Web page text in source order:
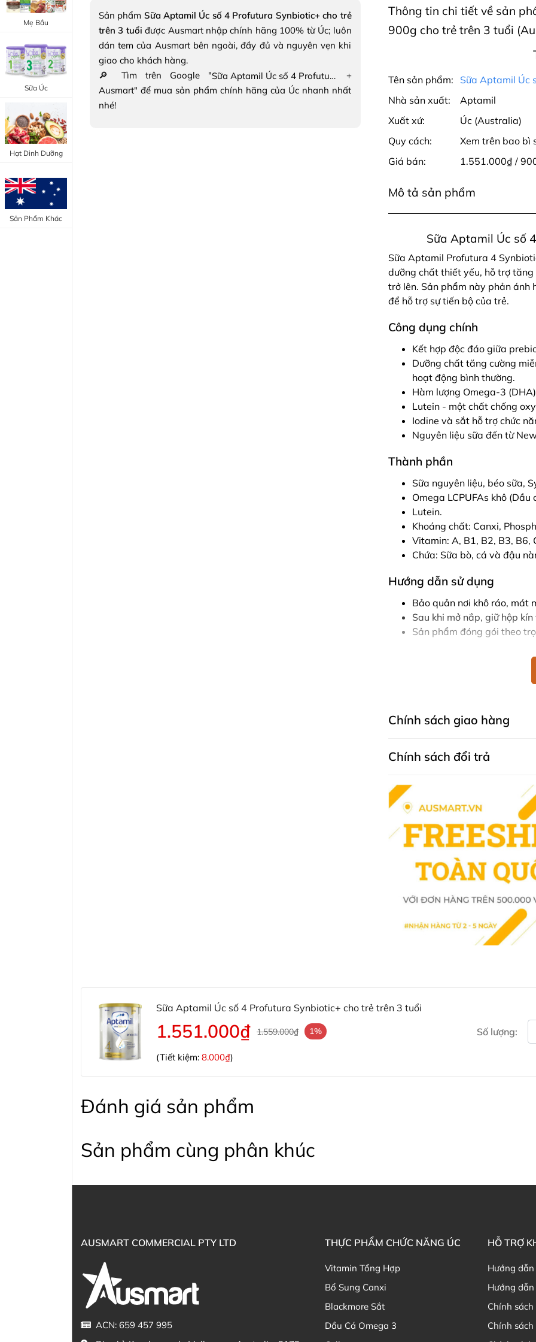
Bổ Khớp - Xương
Bổ Não - Tim Mạch
Canxi - Vitamin D
Trang Điểm Mắt
Trang Điểm Môi
Tẩy Trang - Toner
Dụng Cụ Trang Điểm
Mẹ Bầu
Sữa Úc
Hạt Dinh Dưỡng
Sản Phẩm Khác
Sản phẩm Sữa Aptamil Úc số 4 Profutura Synbiotic+ cho trẻ
trên 3 tuổi được Ausmart nhập chính hãng 100% từ Úc; luôn
dán tem của Ausmart bên ngoài, đầy đủ và nguyên vẹn khi
giao cho khách hàng.
🔎 Tìm trên Google "
Sữa Aptamil Úc số 4 Profutura Synbiotic+ cho trẻ trên 3 tuổi
+
Ausmart" để mua sản phẩm chính hãng của Úc nhanh nhất
nhé!
Thông tin chi tiết về sản
900g cho trẻ trên 3 tuổi
Tên sản phẩm:
Sữa Aptamil Úc
Nhà sản xuất:
Aptamil
Xuất xứ:
Úc (Australia)
Quy cách:
Xem trên bao bì
Giá bán:
1.551.000₫ /
Mô tả sản phẩm
Sữa Aptamil Úc số
Sữa Aptamil Profutura 4
dưỡng chất thiết yếu, hỗ trợ
trở lên. Sản phẩm này phản ánh
để hỗ trợ sự tiến bộ của trẻ.
Công dụng chính
Kết hợp độc đáo giữa
Dưỡng chất tăng cường
hoạt động bình thường.
Hàm lượng Omega-3
Lutein - một chất chống
Iodine và sắt hỗ trợ chức
Nguyên liệu sữa đến từ
Thành phần
Sữa nguyên liệu, béo sữa,
Omega LCPUFAs khô
Lutein.
Khoáng chất: Canxi,
Vitamin: A, B1, B2, B3, B6,
Chứa: Sữa bò, cá và đậu
Hướng dẫn sử dụng
Bảo quản nơi khô ráo, mát
Sau khi mở nắp, giữ hộp
Sản phẩm đóng gói theo
Sản phẩm này là thức ăn
Không thích hợp cho trẻ
hỗ trợ toàn diện cho sự phát
* Lưu ý: Các sản phẩm là thực
thế cho các loại thuốc chữa
cơ địa của từng người.
Thông tin Sản phẩm chi
Warehouse Australia)
Mua Sữa Aptamil Úc số 4
Facebook Ausmart.au
Zalo Ausmart.au| Ausmart
Điện thoại liên hệ đặt hàng:
Chính sách giao hàng
Chính sách đổi trả
Sữa Aptamil Úc số 4 Profutura Synbiotic+ cho trẻ trên 3 tuổi
1.551.000₫ 1.559.000₫ 1%
(Tiết kiệm: 8.000₫)
Số lượng:
Đánh giá sản phẩm
Sản phẩm cùng phân khúc
AUSMART COMMERCIAL PTY LTD
ACN: 659 457 995
THỰC PHẨM CHỨC NĂNG ÚC
Vitamin Tổng Hợp
Bổ Sung Canxi
Blackmore Sắt
Dầu Cá Omega 3
HỖ TRỢ
Hướng
Hướng
Chính
Chính